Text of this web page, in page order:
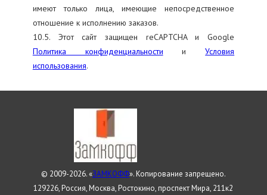
имеют только лица, имеющие непосредственное
отношение к исполнению заказов.
10.5. Этот сайт защищен reCAPTCHA и Google
Политика конфиденциальности иУсловия
использования.
© 2009-2026. «ЗАМКОФФ». Копирование запрещено.
129226, Россия, Москва, Ростокино, проспект Мира, 211к2